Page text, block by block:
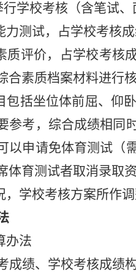
行学校考核（含笔试
力测试，占学校考核
质评价，占学校考核
合素质档案材料进行
包括坐位体前屈、仰
参考，综合成绩相同
以申请免体育测试（
体育测试者取消录取
，学校考核方案所作
办法
成绩、学校考核成绩